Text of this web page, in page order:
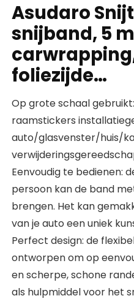
Asudaro
snijband, 5
foliezijde…
Op grote schaal
raamstickers
auto/glasvenster/huis/
Eenvoudig te bedienen:
persoon kan de band
brengen. Het kan
van je auto een uniek
Perfect design: de
ontworpen om op
en scherpe, schone
als hulpmiddel voor het